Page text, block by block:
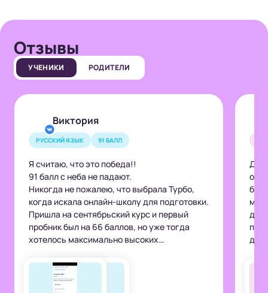
Отзывы
УЧЕНИКИ РОДИТЕЛИ
Виктория
РУССКИЙ ЯЗЫК 91 БАЛЛ
Я считаю, что это победа!!
91 балл с неба не падают.
Никогда не пожалею, что выбрала Турбо,
когда искала онлайн-школу для подготовки.
Пришла на сентябрьский курс и первый
пробник был на 66 баллов, но уже тогда
хотелось максимально высоких
объясняет материал, скрипты и конспекты
очень удобные. Но важно не просто выбрать
онлайн-школу, преподавателя, курс —
то,